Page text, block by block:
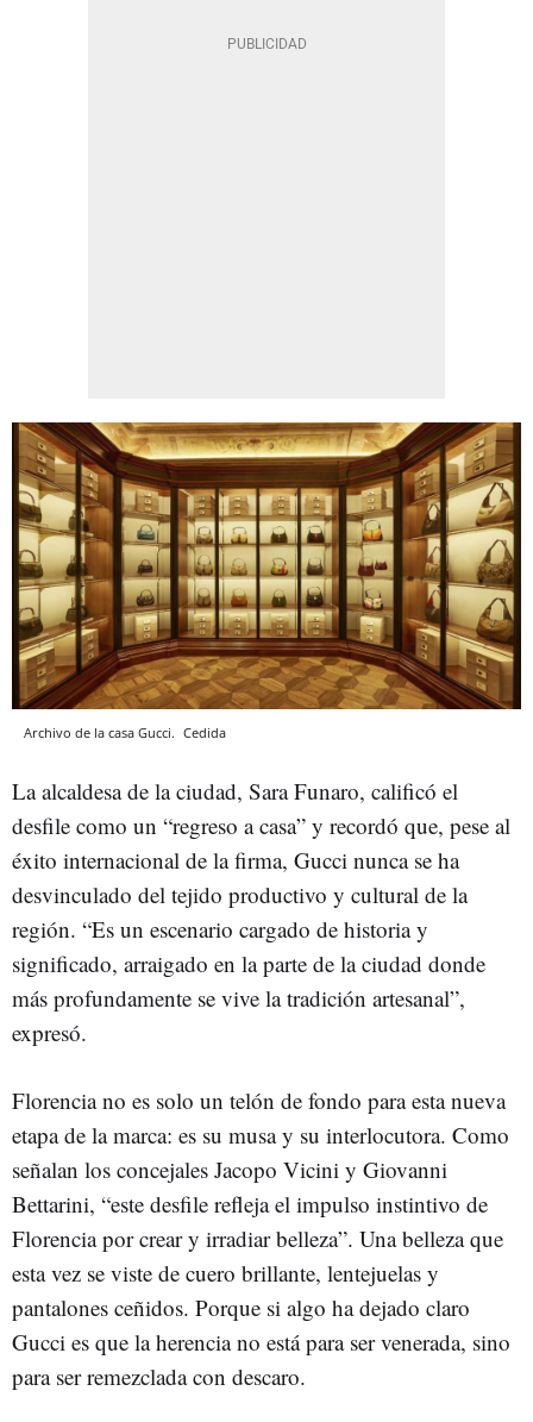
Archivo de la casa Gucci. Cedida
La alcaldesa de la ciudad, Sara Funaro, calificó el
desfile como un “regreso a casa” y recordó que, pese al
éxito internacional de la firma, Gucci nunca se ha
desvinculado del tejido productivo y cultural de la
región. “Es un escenario cargado de historia y
significado, arraigado en la parte de la ciudad donde
más profundamente se vive la tradición artesanal”,
expresó.
Florencia no es solo un telón de fondo para esta nueva
etapa de la marca: es su musa y su interlocutora. Como
señalan los concejales Jacopo Vicini y Giovanni
Bettarini, “este desfile refleja el impulso instintivo de
Florencia por crear y irradiar belleza”. Una belleza que
esta vez se viste de cuero brillante, lentejuelas y
pantalones ceñidos. Porque si algo ha dejado claro
Gucci es que la herencia no está para ser venerada, sino
para ser remezclada con descaro.